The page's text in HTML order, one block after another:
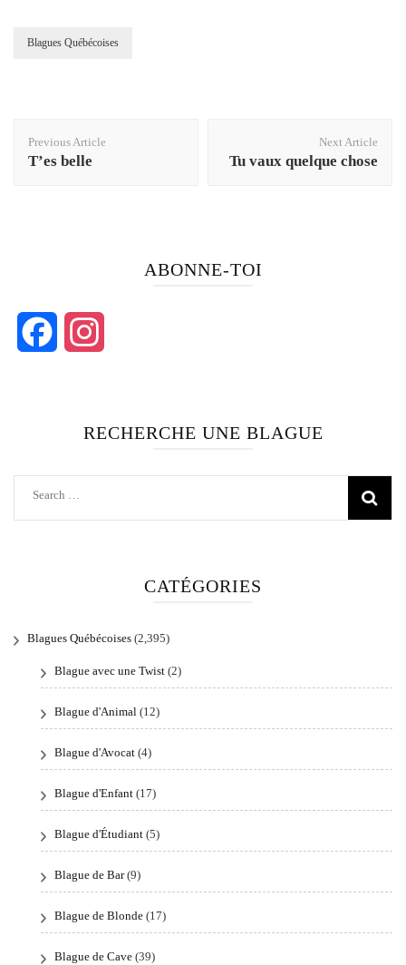
Blagues Québécoises
Navigation
Previous Article
T’es belle
Next Article
Tu vaux quelque chose
ABONNE-TOI
Facebook
RECHERCHE UNE BLAGUE
Search
CATÉGORIES
Blagues Québécoises (2,395)
Blague avec une Twist (2)
Blague d'Animal (12)
Blague d'Avocat (4)
Blague d'Enfant (17)
Blague d'Étudiant (5)
Blague de Bar(9)
Blague de Blonde (17)
Blague de Cave (39)